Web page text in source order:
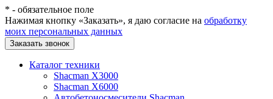
* - обязательное поле
Нажимая кнопку «Заказать», я даю согласие на обработку
моих персональных данных
Заказать звонок
Каталог техники
Shacman X3000
Shacman X6000